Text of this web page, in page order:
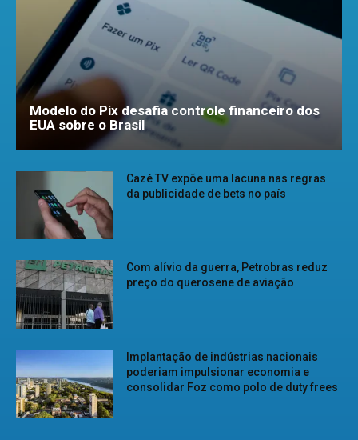
Modelo do Pix desafia controle financeiro dos
EUA sobre o Brasil
Cazé TV expõe uma lacuna nas regras
da publicidade de bets no país
Com alívio da guerra, Petrobras reduz
preço do querosene de aviação
Implantação de indústrias nacionais
poderiam impulsionar economia e
consolidar Foz como polo de duty frees